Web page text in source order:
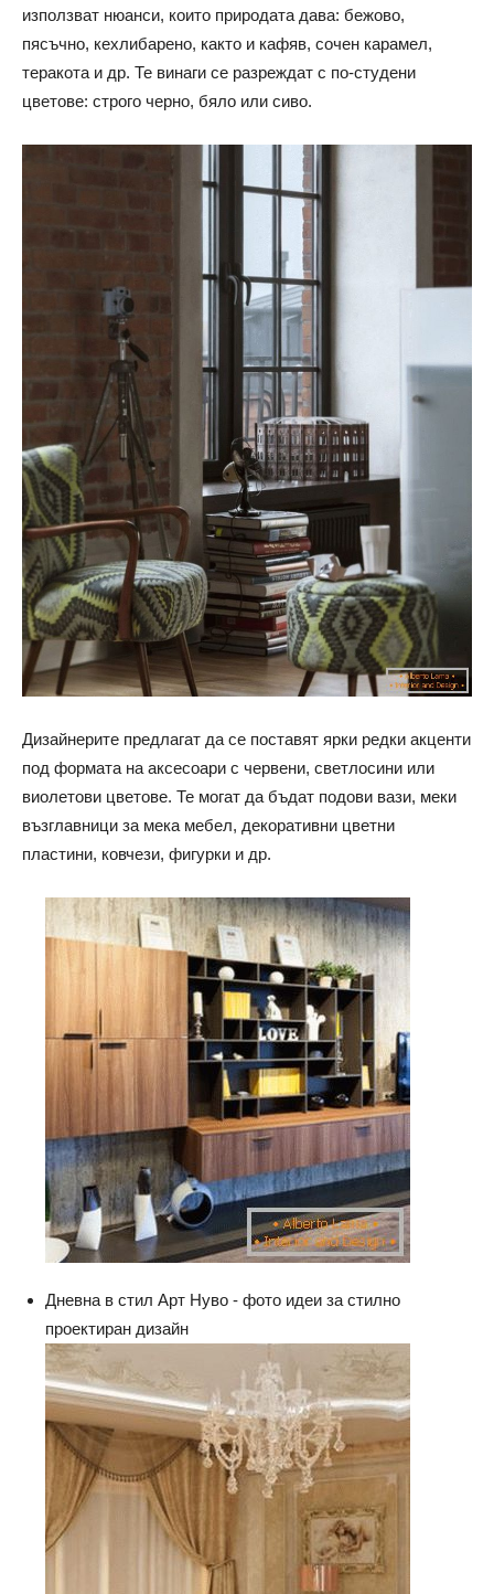
използват нюанси, които природата дава: бежово,
пясъчно, кехлибарено, както и кафяв, сочен карамел,
теракота и др. Те винаги се разреждат с по-студени
цветове: строго черно, бяло или сиво.
Дизайнерите предлагат да се поставят ярки редки акценти
под формата на аксесоари с червени, светлосини или
виолетови цветове. Те могат да бъдат подови вази, меки
възглавници за мека мебел, декоративни цветни
пластини, ковчези, фигурки и др.
Дневна в стил Арт Нуво - фото идеи за стилно
проектиран дизайн